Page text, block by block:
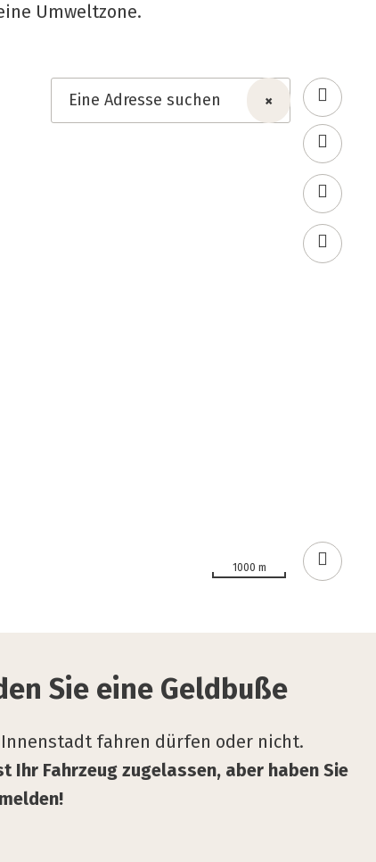
Umweltzone.
1000 m
Sie eine Geld­bu­ße
fahren dürfen oder nicht.
Ihr Fahrzeug zugelassen, aber haben Sie